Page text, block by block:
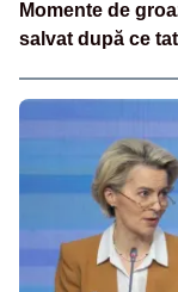
Momente de
salvat după ce